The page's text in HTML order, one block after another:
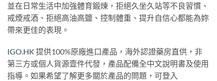
並在日常生活中加強體育鍛煉，拒絕久坐久站等不良習慣、
戒煙戒酒、拒絕高油高鹽、控制體重、提升自信心都能為妳
帶來更佳的表現。
IGO.HK 提供100%原廠進口產品，海外認證藥房直供，非
第三方或個人貨源壹件代發，產品配備全中文說明書及使用
指導。如果希望了解更多關於產品的問題，可登入